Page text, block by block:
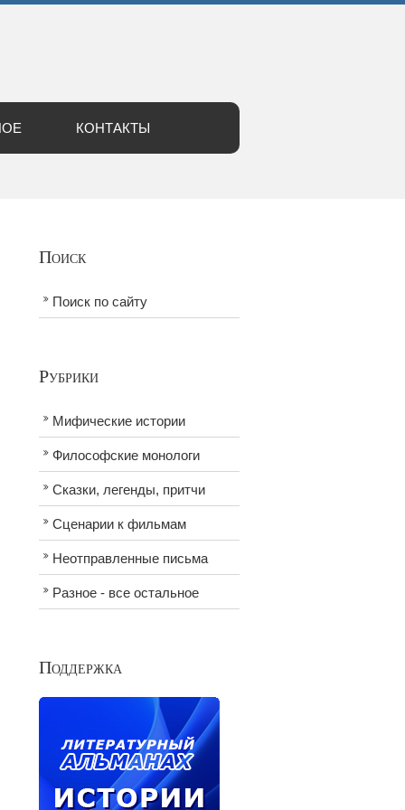
КОНТАКТЫ
Поиск
Поиск по сайту
Рубрики
Мифические истории
Философские монологи
Сказки, легенды, притчи
Сценарии к фильмам
Неотправленные письма
Разное - все остальное
Поддержка